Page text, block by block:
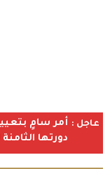
عاجل : أمر سامٍ
دورتها الثامنة لمدة